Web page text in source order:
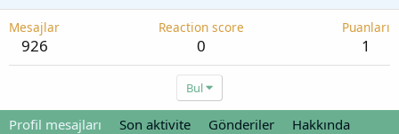
Mesajlar
926
Reaction score
0
Puanları
1
Bul
Profil mesajları Son aktivite Gönderiler Hakkında